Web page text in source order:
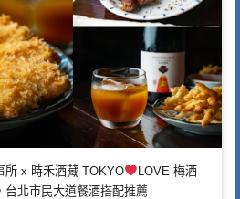
所 x 時禾酒藏 TOKYO
LOVE 梅酒
北市民大道餐酒搭配推薦